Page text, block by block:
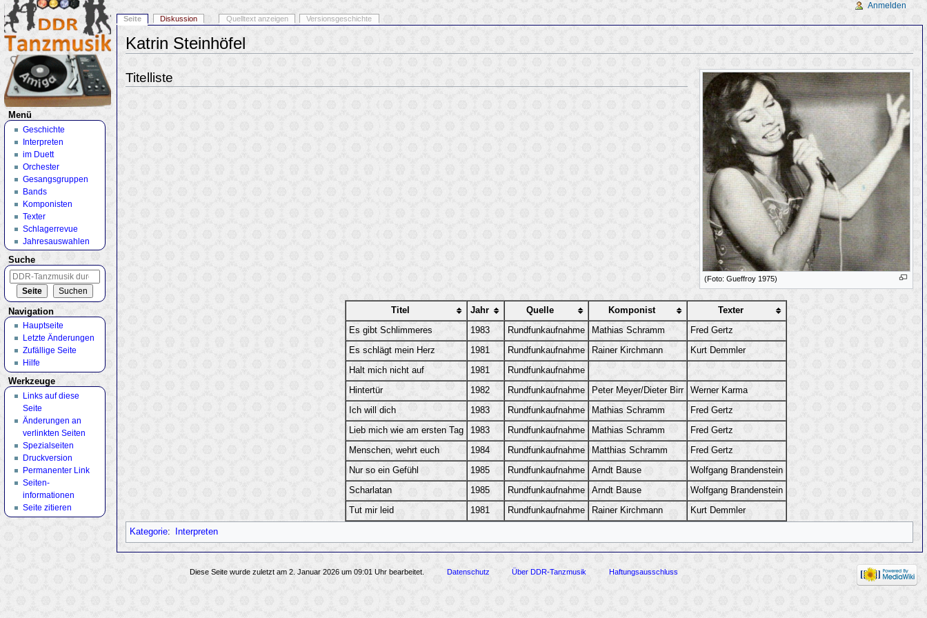
Katrin Steinhöfel
(Foto: Gueffroy 1975)
Titelliste
Titel Jahr Quelle Komponist Texter
Es gibt Schlimmeres 1983 Rundfunkaufnahme Mathias Schramm Fred Gertz
Es schlägt mein Herz 1981 Rundfunkaufnahme Rainer Kirchmann Kurt Demmler
Halt mich nicht auf 1981 Rundfunkaufnahme
Hintertür 1982 Rundfunkaufnahme Peter Meyer/Dieter Birr Werner Karma
Ich will dich 1983 Rundfunkaufnahme Mathias Schramm Fred Gertz
Lieb mich wie am ersten Tag 1983 Rundfunkaufnahme Mathias Schramm Fred Gertz
Menschen, wehrt euch 1984 Rundfunkaufnahme Matthias Schramm Fred Gertz
Nur so ein Gefühl 1985 Rundfunkaufnahme Arndt Bause Wolfgang Brandenstein
Scharlatan 1985 Rundfunkaufnahme Arndt Bause Wolfgang Brandenstein
Tut mir leid 1981 Rundfunkaufnahme Rainer Kirchmann Kurt Demmler
Kategorie: Interpreten
Seite Diskussion Quelltext anzeigen Versionsgeschichte
Anmelden
Menü
Geschichte
Interpreten
im Duett
Orchester
Gesangsgruppen
Bands
Komponisten
Texter
Schlagerrevue
Jahresauswahlen
Suche
Navigation
Hauptseite
Letzte Änderungen
Zufällige Seite
Hilfe
Werkzeuge
Links auf diese
Seite
Änderungen an
verlinkten Seiten
Spezialseiten
Druckversion
Permanenter Link
Seiten­
informationen
Seite zitieren
Diese Seite wurde zuletzt am 2. Januar 2026 um 09:01 Uhr bearbeitet. Datenschutz Über DDR-Tanzmusik Haftungsausschluss